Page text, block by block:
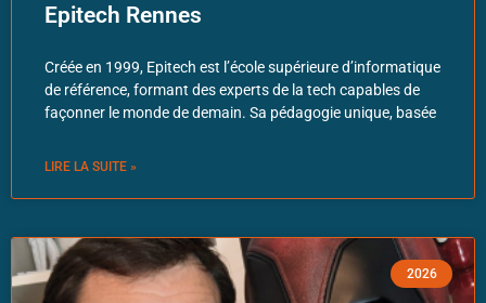
Epitech Rennes
Créée en 1999, Epitech est l’école supérieure d’informatique
de référence, formant des experts de la tech capables de
façonner le monde de demain. Sa pédagogie unique, basée
LIRE LA SUITE »
2026